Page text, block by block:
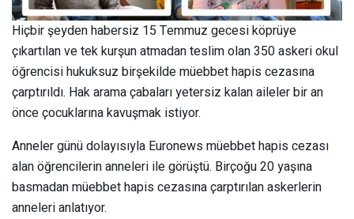
Hiçbir şeyden habersiz 15 Temmuz gecesi köprüye
çıkartılan ve tek kurşun atmadan teslim olan 350 askeri okul
öğrencisi hukuksuz birşekilde müebbet hapis cezasına
çarptırıldı. Hak arama çabaları yetersiz kalan aileler bir an
önce çocuklarına kavuşmak istiyor.
Anneler günü dolayısıyla Euronews müebbet hapis cezası
alan öğrencilerin anneleri ile görüştü. Birçoğu 20 yaşına
basmadan müebbet hapis cezasına çarptırılan askerlerin
anneleri anlatıyor.